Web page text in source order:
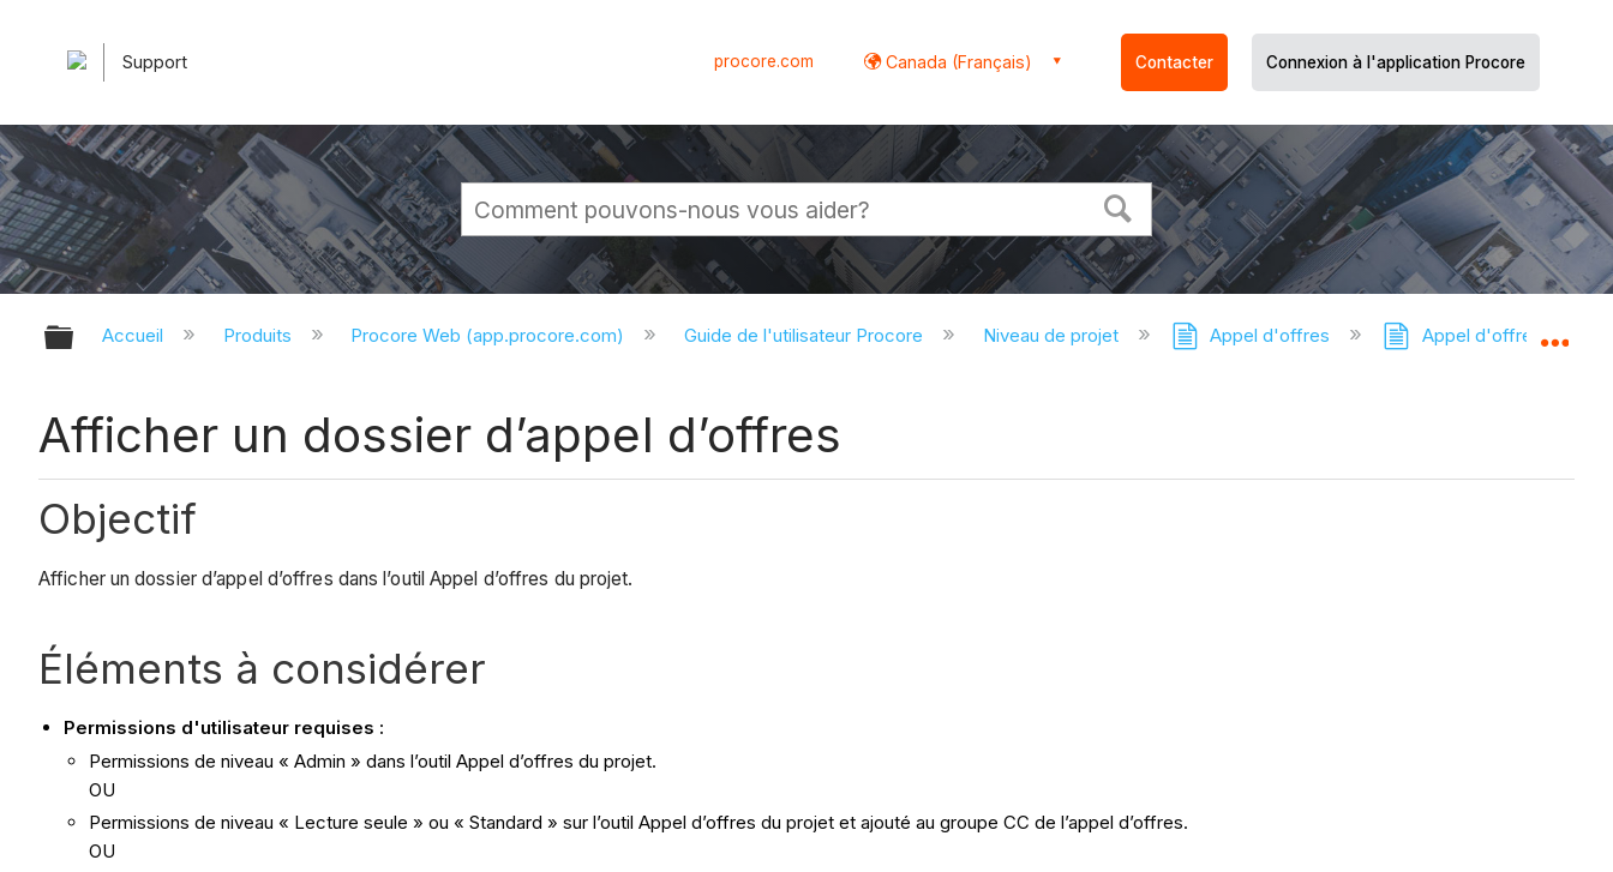
Support procore.com Canada (Français) Contacter Connexion à l'application Procore
Développer/réduire la hiérarchie globale
Accueil Produits Procore Web (app.procore.com) Guide de l'utilisateur Procore Niveau de projet Appel d'offres Appel d'offres -
Afficher un dossier d’appel d’offres
Objectif
Afficher un dossier d’appel d’offres dans l’outil Appel d’offres du projet.
Éléments à considérer
Permissions d'utilisateur requises :
Permissions de niveau « Admin » dans l’outil Appel d’offres du projet.
OU
Permissions de niveau « Lecture seule » ou « Standard » sur l’outil Appel d’offres du projet et ajouté au groupe CC de l’appel d’offres.
OU